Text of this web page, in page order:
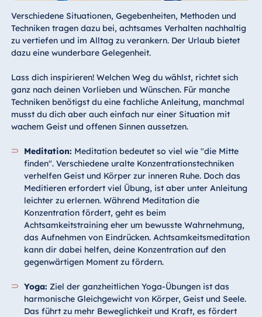
Verschiedene Situationen, Gegebenheiten, Methoden und
Techniken tragen dazu bei, achtsames Verhalten nachhaltig
zu vertiefen und im Alltag zu verankern. Der Urlaub bietet
dazu eine wunderbare Gelegenheit.
Lass dich inspirieren! Welchen Weg du wählst, richtet sich
ganz nach deinen Vorlieben und Wünschen. Für manche
Techniken benötigst du eine fachliche Anleitung, manchmal
musst du dich aber auch einfach nur einer Situation mit
wachem Geist und offenen Sinnen aussetzen.
Meditation: Meditation bedeutet so viel wie "die Mitte
finden". Verschiedene uralte Konzentrationstechniken
verhelfen Geist und Körper zur inneren Ruhe. Doch das
Meditieren erfordert viel Übung, ist aber unter Anleitung
leichter zu erlernen. Während Meditation die
Konzentration fördert, geht es beim
Achtsamkeitstraining eher um bewusste Wahrnehmung,
das Aufnehmen von Eindrücken. Achtsamkeitsmeditation
kann dir dabei helfen, deine Konzentration auf den
gegenwärtigen Moment zu fördern.
Yoga: Ziel der ganzheitlichen Yoga-Übungen ist das
harmonische Gleichgewicht von Körper, Geist und Seele.
Das führt zu mehr Beweglichkeit und Kraft, es fördert